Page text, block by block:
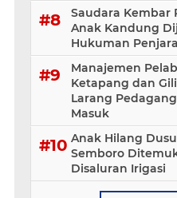
Saudara Kembar
Anak Kandung
Hukuman
Manajemen
Ketapang dan
Larang
Masuk
Anak Hilang
Semboro
Disaluran Irigasi